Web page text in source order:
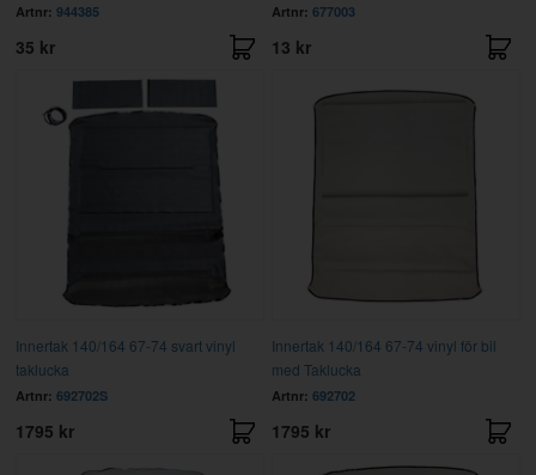
Artnr: 944385
35 kr
Artnr: 677003
13 kr
Innertak 140/164 67-74 svart vinyl
taklucka
Artnr: 692702S
1795 kr
Innertak 140/164 67-74 vinyl för bil
med Taklucka
Artnr: 692702
1795 kr